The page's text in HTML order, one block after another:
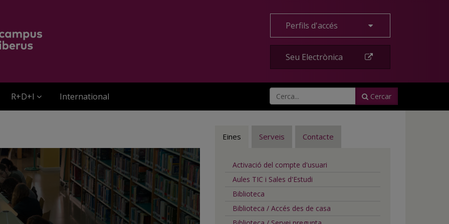
Perfils d'accés
Seu Electrònica
R+D+I International Cercar
Eines Serveis Contacte
Activació del compte d'usuari
Aules TIC i Sales d'Estudi
Biblioteca
Biblioteca / Accés des de casa